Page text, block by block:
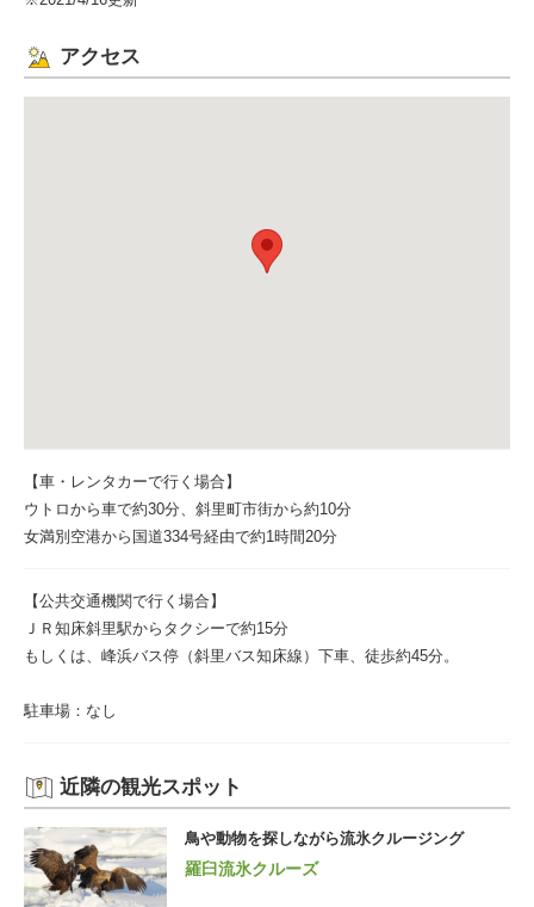
アクセス
【車・レンタカーで行く場合】
ウトロから車で約30分、斜里町市街から約10分
女満別空港から国道334号経由で約1時間20分
【公共交通機関で行く場合】
ＪＲ知床斜里駅からタクシーで約15分
もしくは、峰浜バス停（斜里バス知床線）下車、徒歩約45分。
駐車場：なし
近隣の観光スポット
鳥や動物を探しながら流氷クルージング
羅臼流氷クルーズ